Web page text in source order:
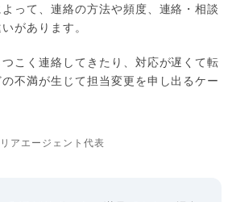
って、連絡の方法や頻度、連絡・相談
があります。
こく連絡してきたり、対応が遅くて転
不満が生じて担当変更を申し出るケー
アエージェント代表